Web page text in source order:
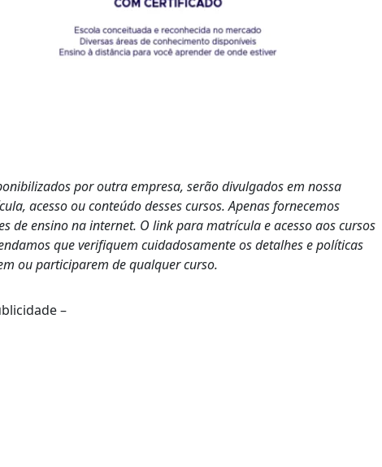
por outra empresa, serão divulgados em nossa
acesso ou conteúdo desses cursos. Apenas fornecemos
de ensino na internet. O link para matrícula e acesso aos cursos
que verifiquem cuidadosamente os detalhes e políticas
ou participarem de qualquer curso.
–